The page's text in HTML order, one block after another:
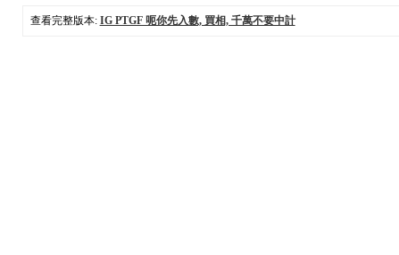
查看完整版本: IG PTGF 呃你先入數, 買相, 千萬不要中計